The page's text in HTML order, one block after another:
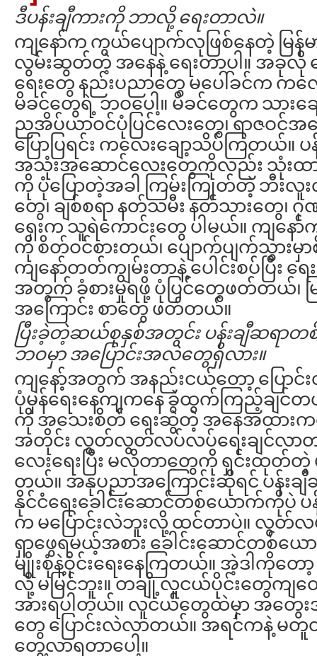
ဒီပန်းချီကားကို ဘာလို့ ရေးတာလဲ။
ကျနော်က ကွယ်ပျောက်လုဖြစ်နေတဲ့ မြန်
လွမ်းဆွတ်တဲ့ အနေနဲ့ ရေးတာပါ။ အ
ရေးတွေ နည်းပညာတွေ မပေါ်ခင်က က
မိခင်တွေရဲ့ ဘဝပေါ့။ မိခင်တွေက သားချ
ညအိပ်ယာဝင်ပုံပြင်လေးတွေ၊ ရာဇဝင်အ
ပြောပြရင်း ကလေးချော့သိပ်ကြတယ်။ ပန်
အသုံးအဆောင်လေးတွေကိုလည်း သုံးထာ
ကို ပုံပြောတဲ့အခါ ကြမ်းကြုတ်တဲ့ ဘီးလူး
တွေ၊ ချစ်စရာ နတ်သမီး နတ်သားတွေ၊
ရှေးက သူရဲကောင်းတွေ ပါမယ်။ ကျနေ
ကို စိတ်ဝင်စားတယ်၊ ပျောက်ပျက်သွားမှာ
ကျနော်တတ်ကျွမ်းတာနဲ့ ပေါင်းစပ်ပြီး ရေ
အတွက် ခံစားမှုရဖို့ ပုံပြင်တွေဖတ်တယ်၊ မြ
အကြောင်း စာတွေ ဖတ်တယ်။
ပြီးခဲ့တဲ့ဆယ်စုနှစ်အတွင်း ပန်းချီဆရာ
ဘဝမှာ အပြောင်းအလဲတွေရှိလား။
ကျနော့်အတွက် အနည်းငယ်တော့ ပြောင်
ပုံမှန်ရေးနေကျကနေ ခွဲထွက်ကြည့်ချင်တ
ကို အသေးစိတ် ရေးဆွဲတဲ့ အနေအထားက
အတိုင်း လွတ်လွတ်လပ်လပ်ရေးချင်လ
လေးရေးပြီး မလိုတာတွေကို ရှင်းထုတ်တဲ့
တယ်။ အနုပညာအကြောင်းဆိုရင် ပန်းချီ
နိုင်ငံရေးခေါင်းဆောင်တစ်ယောက်ကိုပဲ ပ
က မပြောင်းလဲဘူးလို့ ထင်တာပဲ။ လွတ်
ရှာဖွေရမယ့်အစား ခေါင်းဆောင်တစ်ယ
မျိုးစုံနဲ့ဝိုင်းရေးနေကြတယ်။ အဲ့ဒါကိုတော့
လို့ မမြင်ဘူး။ တချို့လူငယ်ပိုင်းတွေကျ
အားရပါတယ်။ လူငယ်တွေထဲမှာ အတွေ
တွေ ပြောင်းလဲလာတယ်။ အရင်ကနဲ့ မ
တွေ့လာရတာပေါ့။